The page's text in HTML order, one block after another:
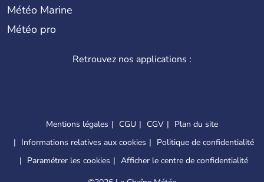
Météo Marine
Météo pro
Retrouvez nos applications :
Mentions légales CGU CGV
Plan du site
Informations relatives aux cookies
Politique de confidentialité
Paramétrer les cookies
Afficher le centre de confidentialité